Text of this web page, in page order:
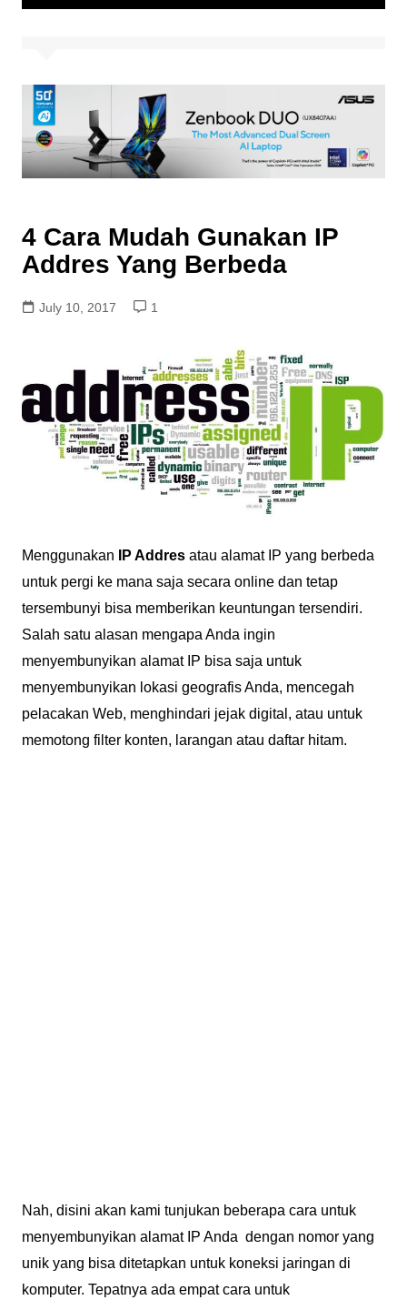
4 Cara Mudah Gunakan IP
Addres Yang Berbeda
July 10, 2017 1
Menggunakan IP Addresatau alamat IP yang berbeda
untuk pergi ke mana saja secara online dan tetap
tersembunyi bisa memberikan keuntungan tersendiri.
Salah satu alasan mengapa Anda ingin
menyembunyikan alamat IP bisa saja untuk
menyembunyikan lokasi geografis Anda, mencegah
pelacakan Web, menghindari jejak digital, atau untuk
memotong filter konten, larangan atau daftar hitam.
Nah, disini akan kami tunjukan beberapa cara untuk
menyembunyikan alamat IP Anda dengan nomor yang
unik yang bisa ditetapkan untuk koneksi jaringan di
komputer. Tepatnya ada empat cara untuk